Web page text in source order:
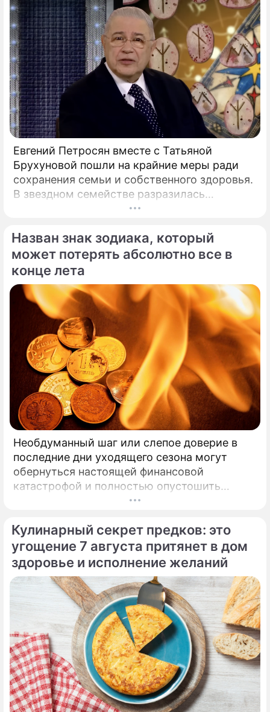
Евгений Петросян вместе с Татьяной
Брухуновой пошли на крайние меры ради
сохранения семьи и собственного здоровья.
В звездном семействе разразилась
настоящая тихая драма, которая вынудила
Назван знак зодиака, который
может потерять абсолютно все в
конце лета
Необдуманный шаг или слепое доверие в
последние дни уходящего сезона могут
обернуться настоящей финансовой
катастрофой и полностью опустошить
кошелек. Известная шаманка и ясновидящая
экстренным предупреждением для всех, кто
привык легкомысленно относиться к своим
сбережениям.
Кулинарный секрет предков: это
угощение 7 августа притянет в дом
здоровье и исполнение желаний